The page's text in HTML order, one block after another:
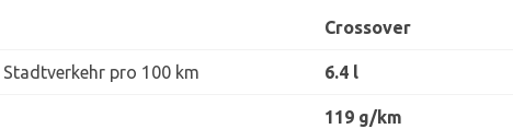
Crossover
pro 100 km 6.4 l
119 g/km